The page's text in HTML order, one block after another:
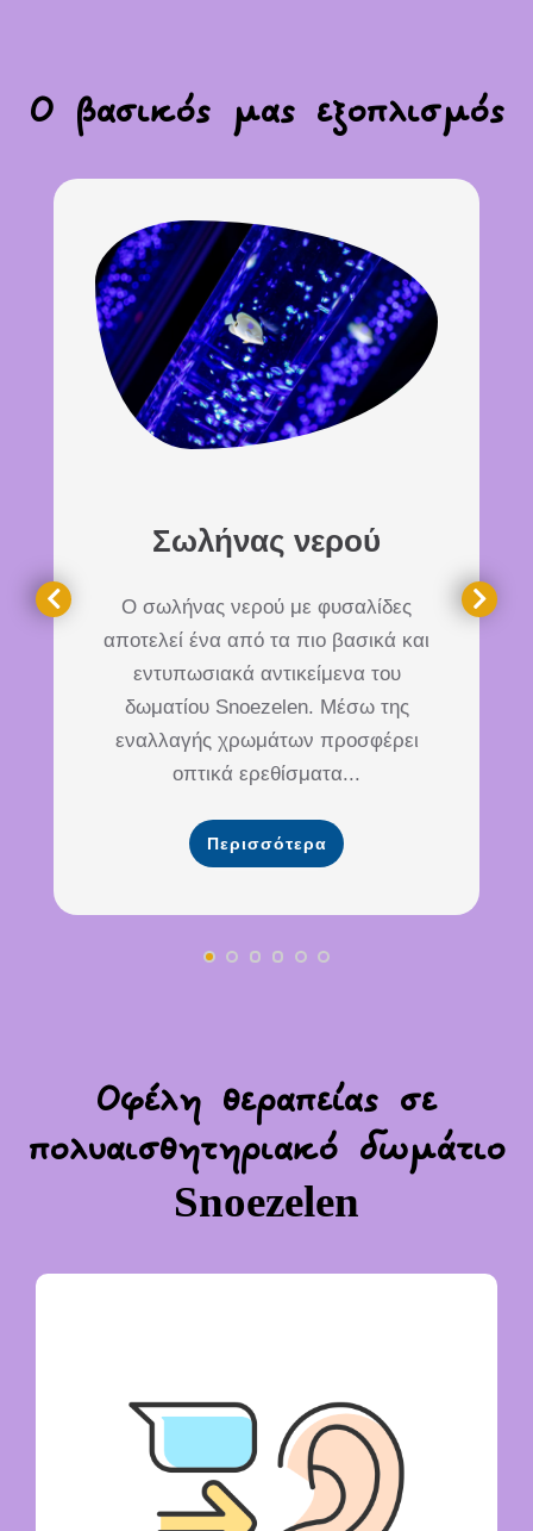
Ο βασικός μας εξοπλισμός
Σωλήνας νερού
Ο σωλήνας νερού με φυσαλίδες
αποτελεί ένα από τα πιο βασικά και
εντυπωσιακά αντικείμενα του
δωματίου Snoezelen. Μέσω της
εναλλαγής χρωμάτων προσφέρει
οπτικά ερεθίσματα...
Περισσότερα
Οφέλη θεραπείας σε
πολυαισθητηριακό δωμάτιο
Snoezelen